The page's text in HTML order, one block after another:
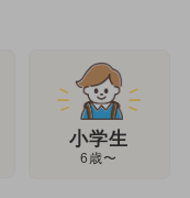
小学生
6歳〜